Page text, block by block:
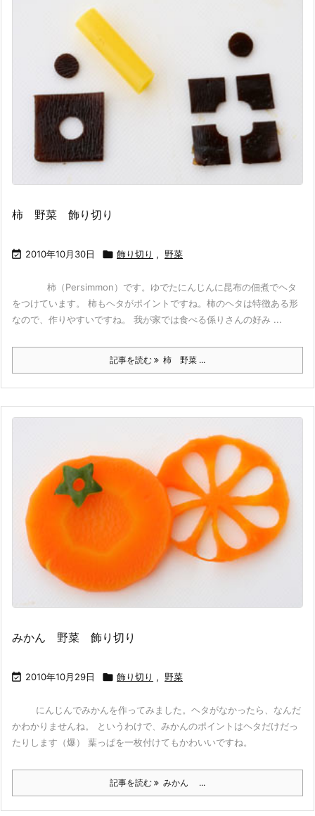
柿 野菜 飾り切り
 2010年10月30日  飾り切り , 野菜
柿（Persimmon）です。ゆでたにんじんに昆布の佃煮でヘタ
をつけています。 柿もヘタがポイントですね。柿のヘタは特徴ある形
なので、作りやすいですね。 我が家では食べる係りさんの好み ...
記事を読む 柿 野菜 ...
みかん 野菜 飾り切り
 2010年10月29日  飾り切り , 野菜
にんじんでみかんを作ってみました。ヘタがなかったら、なんだ
かわかりませんね。 というわけで、みかんのポイントはヘタだけだっ
たりします（爆） 葉っぱを一枚付けてもかわいいですね。
記事を読む みかん ...